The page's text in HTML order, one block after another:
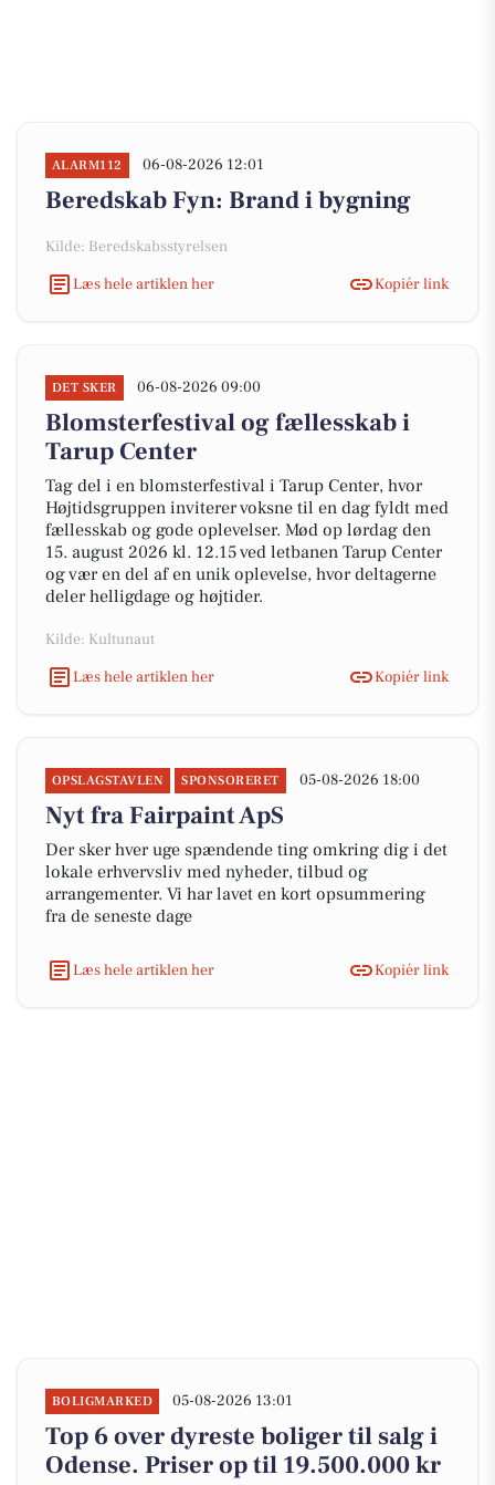
ALARM112 06-08-2026 12:01
Beredskab Fyn: Brand i bygning
Kilde: Beredskabsstyrelsen
Læs hele artiklen her
Kopiér link
DET SKER 06-08-2026 09:00
Blomsterfestival og fællesskab i
Tarup Center
Tag del i en blomsterfestival i Tarup Center, hvor
Højtidsgruppen inviterer voksne til en dag fyldt med
fællesskab og gode oplevelser. Mød op lørdag den
15. august 2026 kl. 12.15 ved letbanen Tarup Center
og vær en del af en unik oplevelse, hvor deltagerne
deler helligdage og højtider.
Kilde: Kultunaut
Læs hele artiklen her
Kopiér link
OPSLAGSTAVLEN SPONSORERET 05-08-2026 18:00
Nyt fra Fairpaint ApS
Der sker hver uge spændende ting omkring dig i det
lokale erhvervsliv med nyheder, tilbud og
arrangementer. Vi har lavet en kort opsummering
fra de seneste dage
Læs hele artiklen her Kopiér link
BOLIGMARKED 05-08-2026 13:01
Top 6 over dyreste boliger til salg i
Odense. Priser op til 19.500.000 kr